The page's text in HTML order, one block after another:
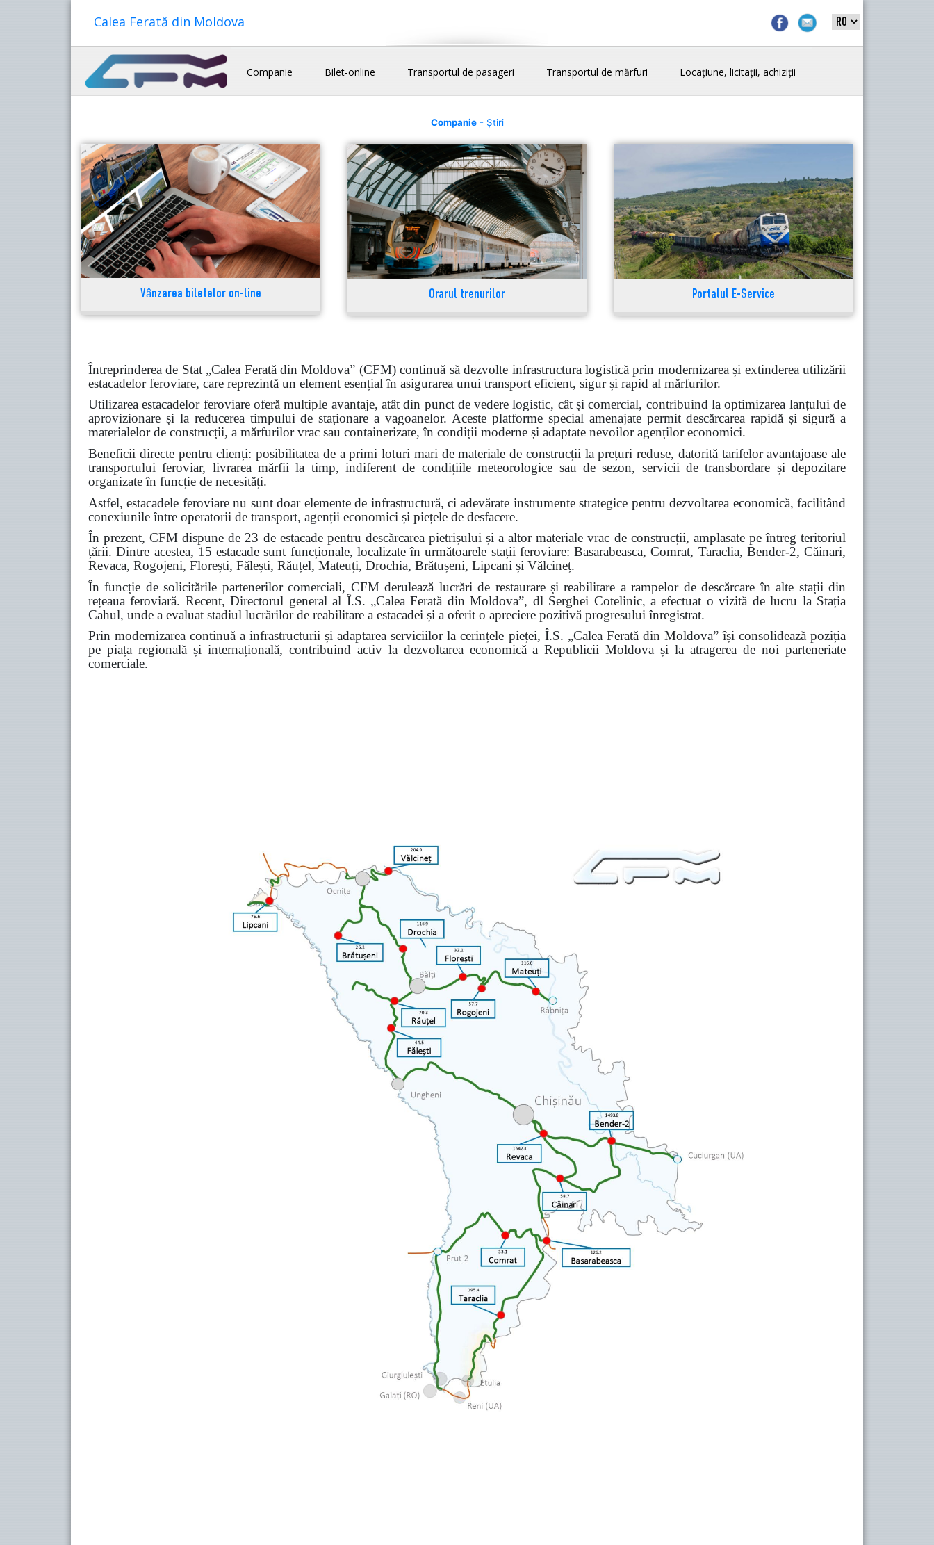
Calea Ferată din Moldova
Companie Bilet-online Transportul de pasageri Transportul de mărfuri Locațiune, licitații, achiziții
Companie- Știri
Vânzarea biletelor on-line Orarul trenurilor Portalul E-Service
Întreprinderea de Stat „Calea Ferată din Moldova” (CFM) continuă să dezvolte infrastructura logistică prin modernizarea și extinderea utilizării
estacadelor feroviare, care reprezintă un element esențial în asigurarea unui transport eficient, sigur și rapid al mărfurilor.
Utilizarea estacadelor feroviare oferă multiple avantaje, atât din punct de vedere logistic, cât și comercial, contribuind la optimizarea lanțului de
aprovizionare și la reducerea timpului de staționare a vagoanelor. Aceste platforme special amenajate permit descărcarea rapidă și sigură a
materialelor de construcții, a mărfurilor vrac sau containerizate, în condiții moderne și adaptate nevoilor agenților economici.
Beneficii directe pentru clienți: posibilitatea de a primi loturi mari de materiale de construcții la prețuri reduse, datorită tarifelor avantajoase ale
transportului feroviar, livrarea mărfii la timp, indiferent de condițiile meteorologice sau de sezon, servicii de transbordare și depozitare
organizate în funcție de necesități.
Astfel, estacadele feroviare nu sunt doar elemente de infrastructură, ci adevărate instrumente strategice pentru dezvoltarea economică, facilitând
conexiunile între operatorii de transport, agenții economici și piețele de desfacere.
În prezent, CFM dispune de 23 de estacade pentru descărcarea pietrișului și a altor materiale vrac de construcții, amplasate pe întreg teritoriul
țării. Dintre acestea, 15 estacade sunt funcționale, localizate în următoarele stații feroviare: Basarabeasca, Comrat, Taraclia, Bender-2, Căinari,
Revaca, Rogojeni, Florești, Fălești, Răuțel, Mateuți, Drochia, Brătușeni, Lipcani și Vălcineț.
În funcție de solicitările partenerilor comerciali, CFM derulează lucrări de restaurare și reabilitare a rampelor de descărcare în alte stații din
rețeaua feroviară. Recent, Directorul general al Î.S. „Calea Ferată din Moldova”, dl Serghei Cotelinic, a efectuat o vizită de lucru la Stația
Cahul, unde a evaluat stadiul lucrărilor de reabilitare a estacadei și a oferit o apreciere pozitivă progresului înregistrat.
Prin modernizarea continuă a infrastructurii și adaptarea serviciilor la cerințele pieței, Î.S. „Calea Ferată din Moldova” își consolidează poziția
pe piața regională și internațională, contribuind activ la dezvoltarea economică a Republicii Moldova și la atragerea de noi parteneriate
comerciale.